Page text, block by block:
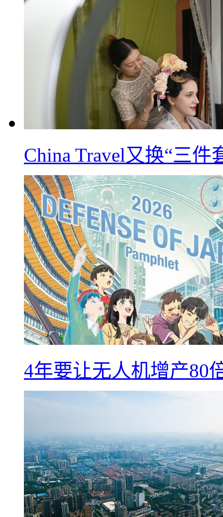
China Travel又换“三
4年要让无人机增产80